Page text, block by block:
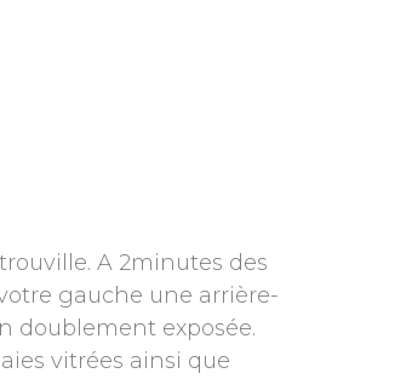
A 2minutes des
gauche une arrière-
doublement exposée.
vitrées ainsi que